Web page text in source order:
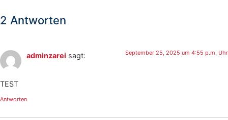
2 Antworten
adminzarei sagt: September 25, 2025 um 4:55 p.m. Uhr
TEST
Antworten